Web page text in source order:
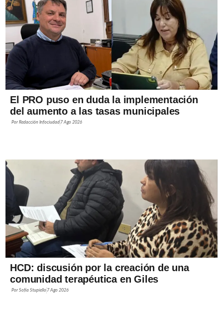
El PRO puso en duda la implementación
del aumento a las tasas municipales
PorRedacción Infociudad 7 Ago 2026
HCD: discusión por la creación de una
comunidad terapéutica en Giles
PorSofía Stupiello 7 Ago 2026